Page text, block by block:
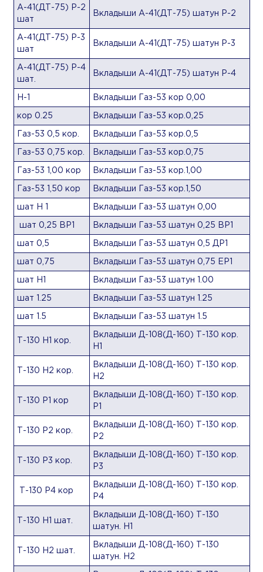
А-41(ДТ-75) Р-2
шат
Вкладыши А-41(ДТ-75) шатун Р-2
А-41(ДТ-75) Р-3
шат
Вкладыши А-41(ДТ-75) шатун Р-3
А-41(ДТ-75) Р-4
шат.
Вкладыши А-41(ДТ-75) шатун Р-4
Н-1 Вкладыши Газ-53 кор 0,00
кор 0.25 Вкладыши Газ-53 кор.0,25
Газ-53 0,5 кор. Вкладыши Газ-53 кор.0,5
Газ-53 0,75 кор. Вкладыши Газ-53 кор.0,75
Газ-53 1,00 кор Вкладыши Газ-53 кор.1,00
Газ-53 1,50 кор Вкладыши Газ-53 кор.1,50
шат Н 1 Вкладыши Газ-53 шатун 0,00
шат 0,25 ВР1 Вкладыши Газ-53 шатун 0,25 ВР1
шат 0,5 Вкладыши Газ-53 шатун 0,5 ДР1
шат 0,75 Вкладыши Газ-53 шатун 0,75 ЕР1
шат Н1 Вкладыши Газ-53 шатун 1.00
шат 1.25 Вкладыши Газ-53 шатун 1.25
шат 1.5 Вкладыши Газ-53 шатун 1.5
Т-130 Н1 кор.
Вкладыши Д-108(Д-160) Т-130 кор.
Н1
Т-130 Н2 кор.
Вкладыши Д-108(Д-160) Т-130 кор.
Н2
Т-130 Р1 кор
Вкладыши Д-108(Д-160) Т-130 кор.
Р1
Т-130 Р2 кор.
Вкладыши Д-108(Д-160) Т-130 кор.
Р2
Т-130 Р3 кор.
Вкладыши Д-108(Д-160) Т-130 кор.
Р3
Т-130 Р4 кор
Вкладыши Д-108(Д-160) Т-130 кор.
Р4
Т-130 Н1 шат.
Вкладыши Д-108(Д-160) Т-130
шатун. Н1
Т-130 Н2 шат.
Вкладыши Д-108(Д-160) Т-130
шатун. Н2